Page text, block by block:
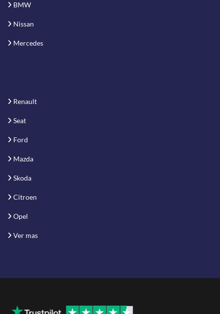
BMW
Nissan
Mercedes
Renault
Seat
Ford
Mazda
Skoda
Citroen
Opel
Ver mas